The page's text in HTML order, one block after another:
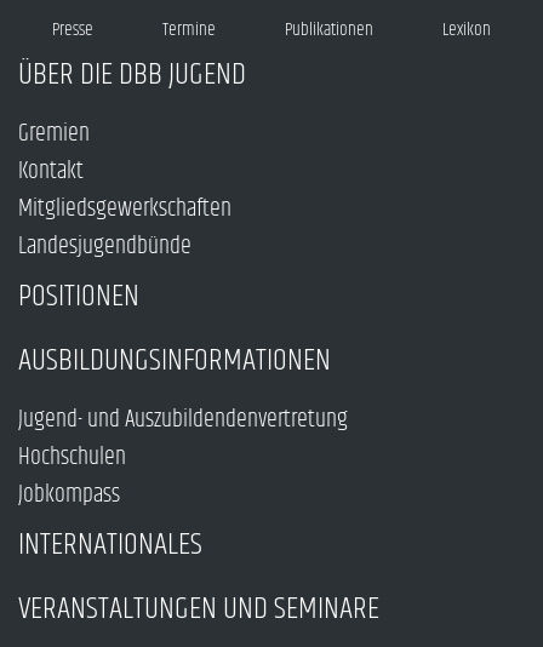
Presse Termine Publikationen Lexikon
ÜBER DIE DBB JUGEND
Gremien
Kontakt
Mitgliedsgewerkschaften
Landesjugendbünde
POSITIONEN
AUSBILDUNGSINFORMATIONEN
Jugend- und Auszubildendenvertretung
Hochschulen
Jobkompass
INTERNATIONALES
VERANSTALTUNGEN UND SEMINARE